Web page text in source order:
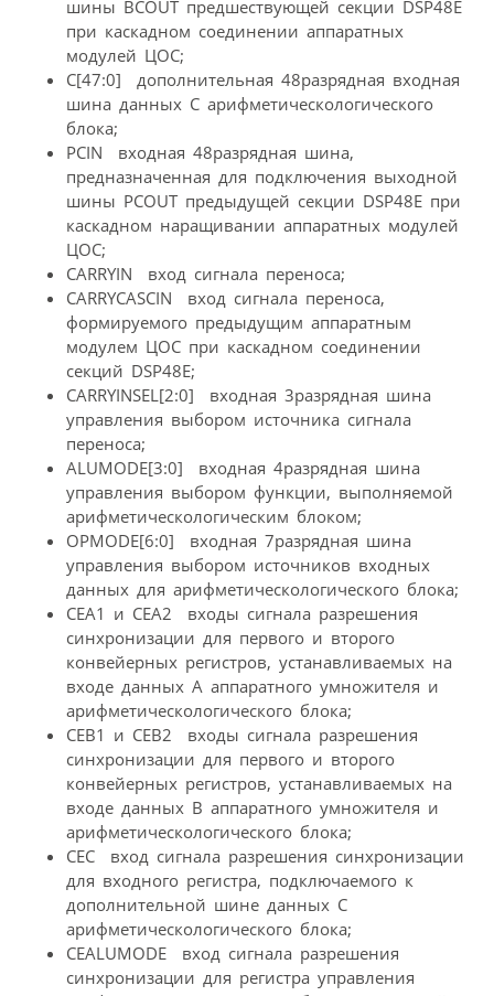
шины BCOUT предшествующей секции DSP48E
при каскадном соединении аппаратных
модулей ЦОС;
C[47:0]  дополнительная 48разрядная входная
шина данных C арифметическологического
блока;
PCIN  входная 48разрядная шина,
предназначенная для подключения выходной
шины PCOUT предыдущей секции DSP48E при
каскадном наращивании аппаратных модулей
ЦОС;
CARRYIN  вход сигнала переноса;
CARRYCASCIN  вход сигнала переноса,
формируемого предыдущим аппаратным
модулем ЦОС при каскадном соединении
секций DSP48E;
CARRYINSEL[2:0]  входная 3разрядная шина
управления выбором источника сигнала
переноса;
ALUMODE[3:0]  входная 4разрядная шина
управления выбором функции, выполняемой
арифметическологическим блоком;
OPMODE[6:0]  входная 7разрядная шина
управления выбором источников входных
данных для арифметическологического блока;
CEA1 и CEA2  входы сигнала разрешения
синхронизации для первого и второго
конвейерных регистров, устанавливаемых на
входе данных A аппаратного умножителя и
арифметическологического блока;
CEB1 и CEB2  входы сигнала разрешения
синхронизации для первого и второго
конвейерных регистров, устанавливаемых на
входе данных B аппаратного умножителя и
арифметическологического блока;
CEC  вход сигнала разрешения синхронизации
для входного регистра, подключаемого к
дополнительной шине данных C
арифметическологического блока;
CEALUMODE  вход сигнала разрешения
синхронизации для регистра управления